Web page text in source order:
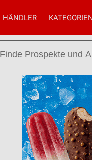
HÄNDLER